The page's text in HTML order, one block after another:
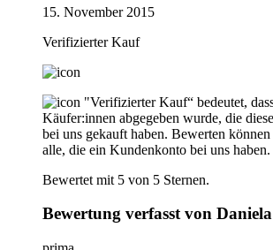
15. November 2015
Verifizierter Kauf
"Verifizierter Kauf“ bedeutet,
Käufer:innen abgegeben wurde, die
bei uns gekauft haben. Bewerten
alle, die ein Kundenkonto bei uns haben.
Bewertet mit 5 von 5 Sternen.
Bewertung verfasst von Daniela